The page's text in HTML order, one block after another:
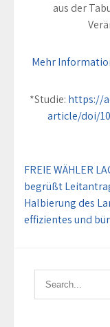
aus der
Mehr
*Studie: https://
article/doi/
FREIE WÄHLER
begrüßt
Halbierung des
effizientes und